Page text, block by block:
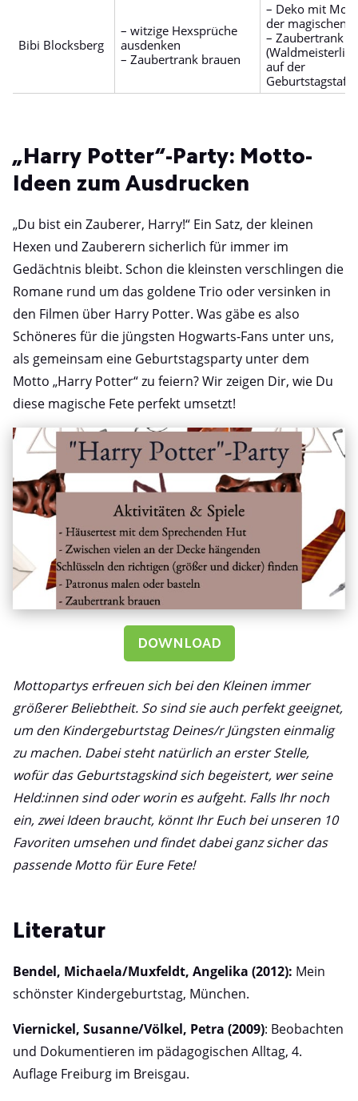
Bibi Blocksberg
– witzige Hexsprüche
ausdenken
– Zaubertrank brauen
– Deko mit
der magischen
– Zaubertrank
auf der
Geburtstagstafel
„Harry Potter“-Party: Motto-
Ideen zum Ausdrucken
„Du bist ein Zauberer, Harry!“ Ein Satz, der kleinen
Hexen und Zauberern sicherlich für immer im
Gedächtnis bleibt. Schon die kleinsten verschlingen die
Romane rund um das goldene Trio oder versinken in
den Filmen über Harry Potter. Was gäbe es also
Schöneres für die jüngsten Hogwarts-Fans unter uns,
als gemeinsam eine Geburtstagsparty unter dem
Motto „Harry Potter“ zu feiern? Wir zeigen Dir, wie Du
diese magische Fete perfekt umsetzt!
DOWNLOAD
Mottopartys erfreuen sich bei den Kleinen immer
größerer Beliebtheit. So sind sie auch perfekt geeignet,
um den Kindergeburtstag Deines/r Jüngsten einmalig
zu machen. Dabei steht natürlich an erster Stelle,
wofür das Geburtstagskind sich begeistert, wer seine
Held:innen sind oder worin es aufgeht. Falls Ihr noch
ein, zwei Ideen braucht, könnt Ihr Euch bei unseren 10
Favoriten umsehen und findet dabei ganz sicher das
passende Motto für Eure Fete!
Literatur
Bendel, Michaela/Muxfeldt, Angelika (2012): Mein
schönster Kindergeburtstag, München.
Viernickel, Susanne/Völkel, Petra (2009): Beobachten
und Dokumentieren im pädagogischen Alltag, 4.
Auflage Freiburg im Breisgau.